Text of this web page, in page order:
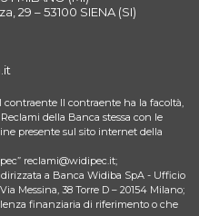
29 – 53100 SIENA (SI)
Il contraente ha la facoltà,
della Banca stessa con le
presente sul sito internet della
reclami@widipec.it;
a Banca Widiba SpA - Ufficio
Messina, 38 Torre D – 20154 Milano;
finanziaria di riferimento o che